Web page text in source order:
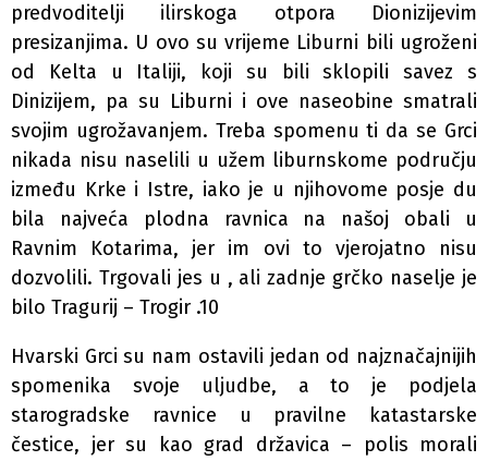
predvoditelji ilirskoga otpora Dionizijevim
presizanjima. U ovo su vrijeme Liburni bili ugroženi
od Kelta u Italiji, koji su bili sklopili savez s
Dinizijem, pa su Liburni i ove naseobine smatrali
svojim ugrožavanjem. Treba spomenu­ ti da se Grci
nikada nisu naselili u užem liburnskome području
između Krke i Istre, iako je u njihovome posje­ du
bila najveća plodna ravnica na našoj obali u
Ravnim Kotarima, jer im ovi to vjerojatno nisu
dozvolili. Trgovali jes u , ali zadnje grčko naselje je
bilo Tragurij – Trogir .10
Hvarski Grci su nam ostavili jedan od najznačajnijih
spomenika svoje uljudbe, a to je podjela
starogradske ravnice u pravilne katastarske
čestice, jer su kao grad državica – polis morali